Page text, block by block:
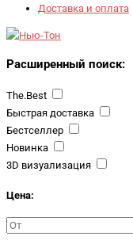
Доставка и оплата
Расширенный поиск:
The.Best
Быстрая доставка
Бестселлер
Новинка
3D визуализация
Цена: